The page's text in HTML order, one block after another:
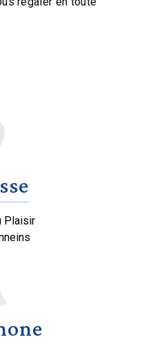
Plaisir